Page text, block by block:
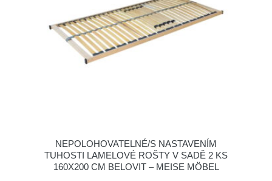
NEPOLOHOVATELNÉ/S NASTAVENÍM
TUHOSTI LAMELOVÉ ROŠTY V SADĚ 2 KS
160X200 CM BELOVIT – MEISE MÖBEL